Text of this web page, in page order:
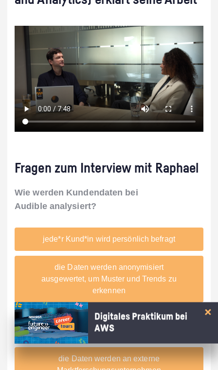
Fragen zum Interview mit Raphael
Digitales Praktikum bei
AWS